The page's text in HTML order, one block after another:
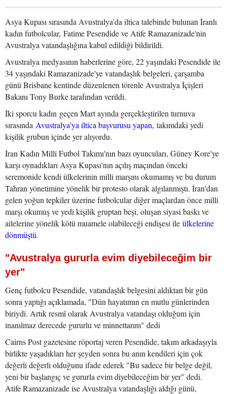
Asya Kupası sırasında Avustralya'da iltica talebinde bulunan İranlı
kadın futbolcular, Fatime Pesendide ve Atife Ramazanizade'nin
Avustralya vatandaşlığına kabul edildiği bildirildi.
Avustralya medyasının haberlerine göre, 22 yaşındaki Pesendide ile
34 yaşındaki Ramazanizade'ye vatandaşlık belgeleri, çarşamba
günü Brisbane kentinde düzenlenen törenle Avustralya İçişleri
Bakanı Tony Burke tarafından verildi.
İki sporcu kadın geçen Mart ayında gerçekleştirilen turnuva
sırasında Avustralya'ya iltica başvurusu yapan, takımdaki yedi
kişilik grubun içinde yer alıyordu.
İran Kadın Milli Futbol Takımı'nın bazı oyuncuları, Güney Kore'ye
karşı oynadıkları Asya Kupası'nın açılış maçından önceki
seremonide kendi ülkelerinin milli marşını okumamış ve bu durum
Tahran yönetimine yönelik bir protesto olarak algılanmıştı. İran'dan
gelen yoğun tepkiler üzerine futbolcular diğer maçlardan önce milli
marşı okumuş ve yedi kişilik gruptan beşi, oluşan siyasi baskı ve
ailelerine yönelik kötü muamele olabileceği endişesi ile ülkelerine
dönmüştü.
"Avustralya gururla evim diyebileceğim bir
yer"
Genç futbolcu Pesendide, vatandaşlık belgesini aldıktan bir gün
sonra yaptığı açıklamada, "Dün hayatımın en mutlu günlerinden
biriydi. Artık resmî olarak Avustralya vatandaşı olduğum için
inanılmaz derecede gururlu ve minnettarım" dedi
Cairns Post gazetesine röportaj veren Pesendide, takım arkadaşıyla
birlikte yaşadıkları her şeyden sonra bu anın kendileri için çok
değerli değerli olduğunu ifade ederek "Bu sadece bir belge değil,
yeni bir başlangıç ve gururla evim diyebileceğim bir yer" dedi.
Atife Ramazanizade ise Avustralya vatandaşlığı aldığı günü,